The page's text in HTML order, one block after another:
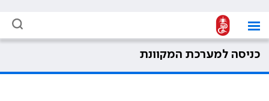
כניסה למערכת המקוונת